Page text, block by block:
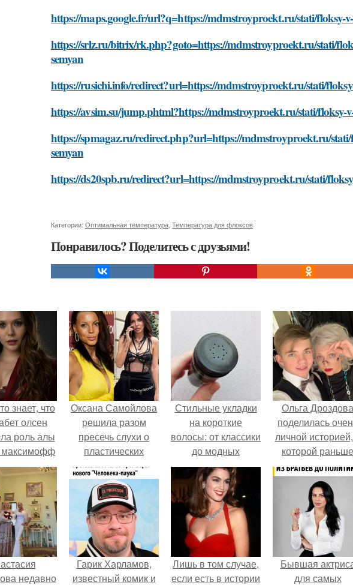
https://maps.google.fr/url?q=https://mdmstroyproekt.ru/stati/floksy-
https://srlz.ru/bitrix/rk.php?goto=https://mdmstroyproekt.ru/stati/
semyan
https://rusichi.info/redirect?url=https://mdmstroyproekt.ru/stati/
https://avsim.su/jump.phtml?https://mdmstroyproekt.ru/stati/floksy-
https://spmagaz.ru/redirect.php?url=https://mdmstroyproekt.ru/
semyan
https://ds20spb.ru/redirect?url=https://mdmstroyproekt.ru/stati/
Категории: Оптимальная температура Температура для флоксов
Понравилось? Поделитесь с друзьями!
знает, что
олсен
роль алы
сразу.
Оксана Самойлова
решила разом
пресечь слухи о
пластических
операциях и
публично
прояснила
ситуацию.
Стильные укладки
на короткие
волосы: от классики
до модных
тенденций
Ольга Дроздова
поделилась
личной
которой раньше
почти не
недавно
Гарик Харламов,
известный комик и
Лишь в том случае,
если есть в истории
Бывшая
для самых